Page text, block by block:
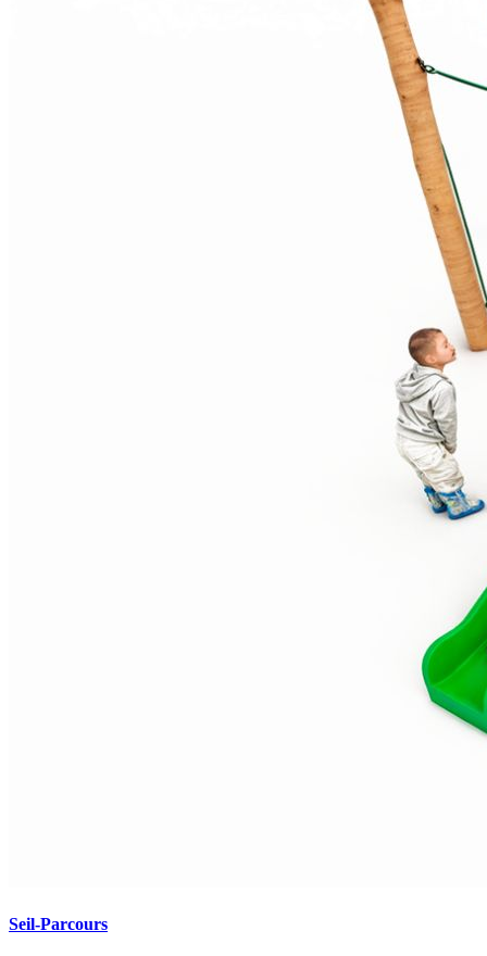
Seil-Parcours